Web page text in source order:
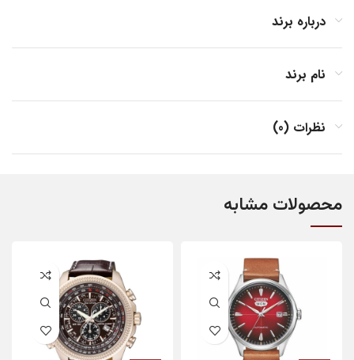
درباره برند
نام برند
نظرات (0)
محصولات مشابه